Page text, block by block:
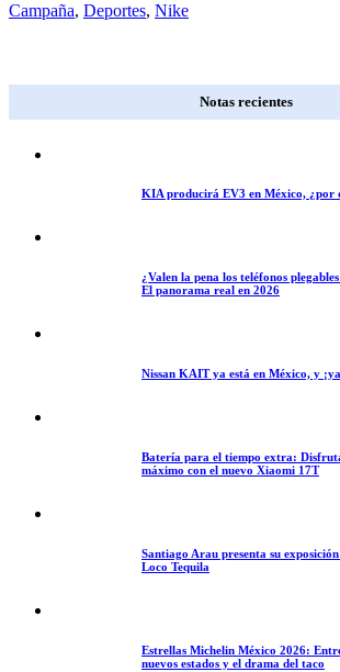
Campaña, Deportes, Nike
Notas recientes
KIA producirá EV3 en México, ¿por
¿Valen la pena los teléfonos
El panorama real en 2026
Nissan KAIT ya está en México, y
Batería para el tiempo extra:
máximo con el nuevo Xiaomi 17T
Santiago Arau presenta su
Loco Tequila
Estrellas Michelin México 2026:
nuevos estados y el drama del taco